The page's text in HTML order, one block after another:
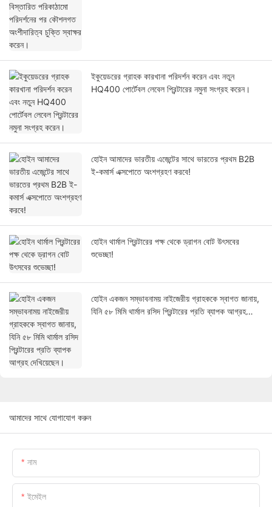
ইকুয়েডরের গ্রাহক কারখানা পরিদর্শন করেন এবং নতুন
HQ400 পোর্টেবল লেবেল প্রিন্টারের নমুনা সংগ্রহ করেন।
হোইন আমাদের ভারতীয় এজেন্টের সাথে ভারতের প্রথম B2B
ই-কমার্স এক্সপোতে অংশগ্রহণ করবে!
হোইন থার্মাল প্রিন্টারের পক্ষ থেকে ড্রাগন বোট উৎসবের
শুভেচ্ছা!
হোইন একজন সম্ভাবনাময় নাইজেরীয় গ্রাহককে স্বাগত জানায়,
যিনি ৫৮ মিমি থার্মাল রসিদ প্রিন্টারের প্রতি ব্যাপক আগ্রহ
আমাদের সাথে যোগাযোগ করুন
নাম
ইমেইল